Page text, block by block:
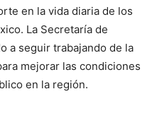
en la vida diaria de los
La Secretaría de
a seguir trabajando de la
mejorar las condiciones
en la región.